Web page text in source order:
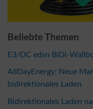
Beliebte Themen
E3/DC edsn BiDi-
AllDayEnergy: Neue
bidirektionales Laden
Bidirektionales Laden